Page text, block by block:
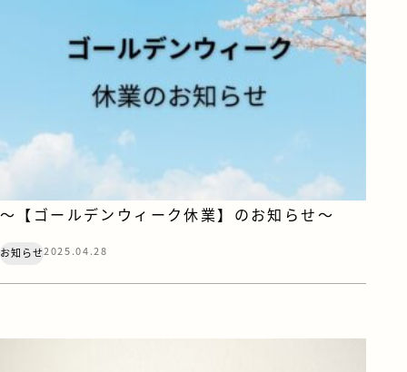
～【ゴールデンウィーク休業】のお知らせ～
お知らせ2025.04.28